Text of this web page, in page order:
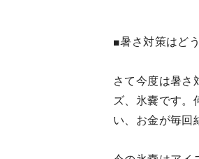
■暑さ対策はど
さて今度は暑さ
ズ、氷嚢です。
い、お金が毎回